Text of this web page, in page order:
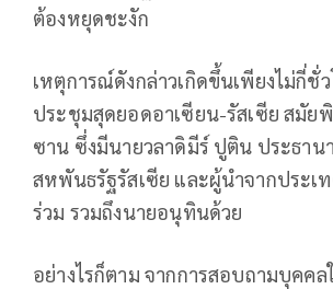
ต้องหยุดชะงัก
เหตุการณ์ดังกล่าวเกิดขึ้นเพียงไม่กี่ชั่
ประชุมสุดยอดอาเซียน-รัสเซีย สมัย
ซาน ซึ่งมีนายวลาดิมีร์ ปูติน ประธาน
สหพันธรัฐรัสเซีย และผู้นำจากประเท
ร่วม รวมถึงนายอนุทินด้วย
อย่างไรก็ตาม จากการสอบถามบุคค